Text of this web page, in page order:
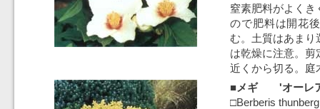
窒素肥料がよくき
ので肥料は開花
む。土質はあまり
は乾燥に注意。剪
近くから切る。庭
■メギ 'オーレ
□Berberis